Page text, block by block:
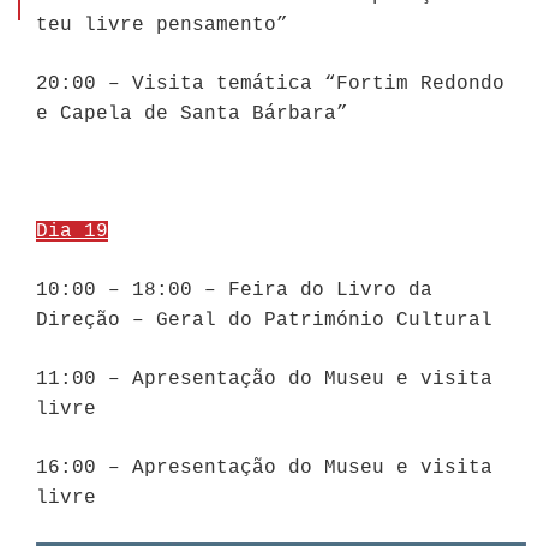
teu livre pensamento”
20:00 – Visita temática “Fortim Redondo
e Capela de Santa Bárbara”
Dia 19
10:00 – 18:00 – Feira do Livro da
Direção – Geral do Património Cultural
11:00 – Apresentação do Museu e visita
livre
16:00 – Apresentação do Museu e visita
livre